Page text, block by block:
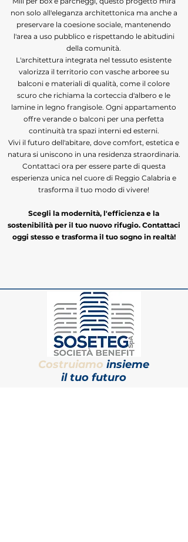
non solo all'eleganza architettonica ma anche a
preservare la coesione sociale, mantenendo
l'area a uso pubblico e rispettando le abitudini
della comunità.
L'architettura integrata nel tessuto esistente
valorizza il territorio con vasche arboree su
balconi e materiali di qualità, come il colore
scuro che richiama la corteccia d'albero e le
lamine in legno frangisole. Ogni appartamento
offre verande o balconi per una perfetta
continuità tra spazi interni ed esterni.
Vivi il futuro dell'abitare, dove comfort, estetica e
natura si uniscono in una residenza straordinaria.
Contattaci ora per essere parte di questa
esperienza unica nel cuore di Reggio Calabria e
trasforma il tuo modo di vivere!
Scegli la modernità, l'efficienza e la
sostenibilità per il tuo nuovo rifugio. Contattaci
oggi stesso e trasforma il tuo sogno in realtà!
Costruiamo insieme
il tuo futuro